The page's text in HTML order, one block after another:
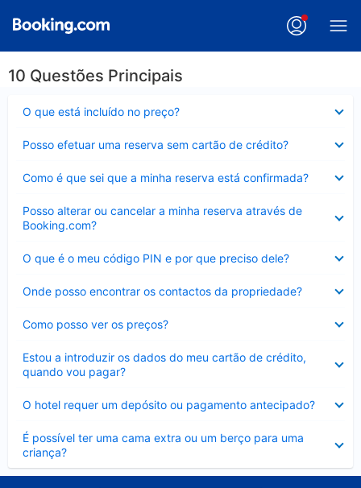
10 Questões Principais
O que está incluído no preço?
fechado
Posso efetuar uma reserva sem cartão de crédito?
fechado
Como é que sei que a minha reserva está confirmada?
fechado
Posso alterar ou cancelar a minha reserva através de
Booking.com?
fechado
O que é o meu código PIN e por que preciso dele?
fechado
Onde posso encontrar os contactos da propriedade?
fechado
Como posso ver os preços?
fechado
Estou a introduzir os dados do meu cartão de crédito,
quando vou pagar?
fechado
O hotel requer um depósito ou pagamento antecipado?
fechado
É possível ter uma cama extra ou um berço para uma
criança?
Elemento
fechado